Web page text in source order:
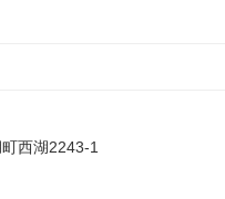
西湖2243-1